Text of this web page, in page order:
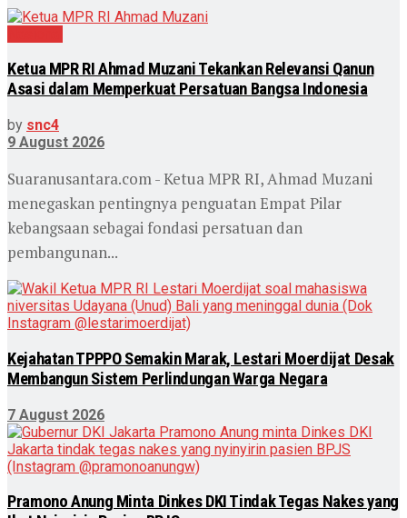
Ketua MPR RI Ahmad Muzani Tekankan Relevansi Qanun
Asasi dalam Memperkuat Persatuan Bangsa Indonesia
by snc4
9 August 2026
Suaranusantara.com - Ketua MPR RI, Ahmad Muzani
menegaskan pentingnya penguatan Empat Pilar
kebangsaan sebagai fondasi persatuan dan
pembangunan...
Kejahatan TPPPO Semakin Marak, Lestari Moerdijat Desak
Membangun Sistem Perlindungan Warga Negara
7 August 2026
Pramono Anung Minta Dinkes DKI Tindak Tegas Nakes yang